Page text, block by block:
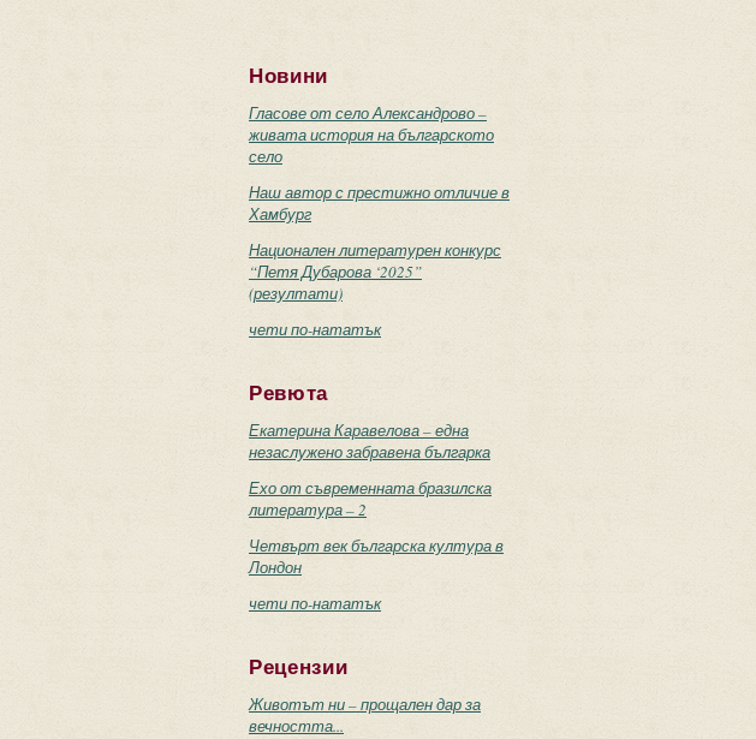
Новини
Гласове от село Александрово –
живата история на българското
село
Наш автор с престижно отличие в
Хамбург
Национален литературен конкурс
“Петя Дубарова ‘2025”
(резултати)
чети по-нататък
Ревюта
Екатерина Каравелова – една
незаслужено забравена българка
Ехо от съвременната бразилска
литература – 2
Четвърт век българска култура в
Лондон
чети по-нататък
Рецензии
Животът ни – прощален дар за
вечността...